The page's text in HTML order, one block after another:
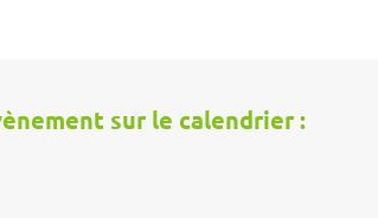
sur le calendrier :